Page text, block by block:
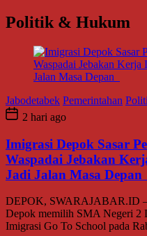
Politik & Hukum
Jabodetabek Pemerintahan
2 hari ago
Imigrasi Depok Sasar
Waspadai Jebakan
Jadi Jalan Masa Depan
DEPOK, SWARAJABAR.ID
Depok memilih SMA Negeri 2
Imigrasi Go To School pada